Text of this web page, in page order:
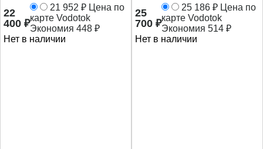
22
400 ₽
21 952 ₽ Цена по
карте Vodotok
Экономия 448 ₽
Нет в наличии
25
700 ₽
25 186 ₽ Цена по
карте Vodotok
Экономия 514 ₽
Нет в наличии